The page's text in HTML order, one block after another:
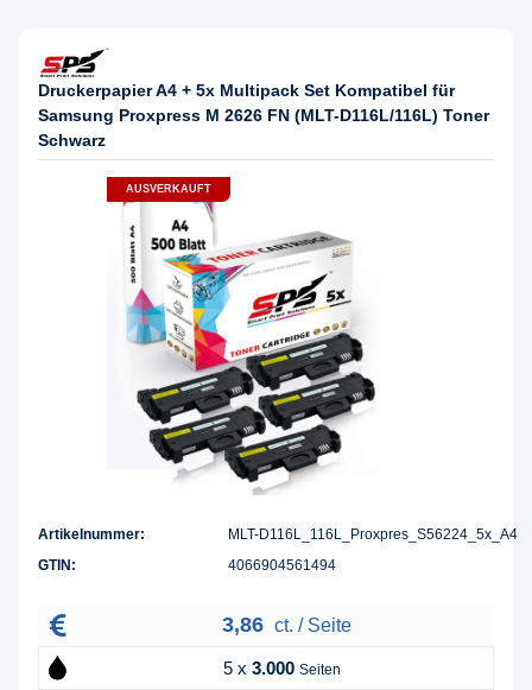
Druckerpapier A4 + 5x Multipack Set Kompatibel für
Samsung Proxpress M 2626 FN (MLT-D116L/116L) Toner
Schwarz
AUSVERKAUFT
Artikelnummer:
MLT-D116L_116L_Proxpres_S56224_5x_A4
GTIN:
4066904561494
3,86 ct. / Seite
5 x 3.000 Seiten